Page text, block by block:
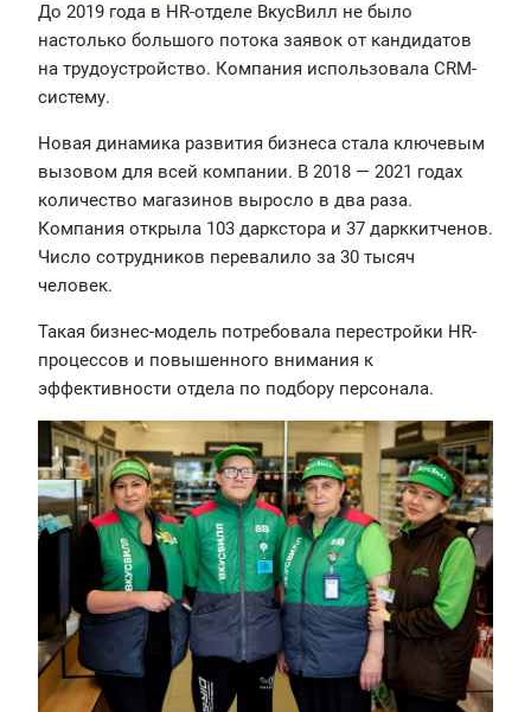
До 2019 года в HR-отделе ВкусВилл не было
настолько большого потока заявок от кандидатов
на трудоустройство. Компания использовала CRM-
систему.
Новая динамика развития бизнеса стала ключевым
вызовом для всей компании. В 2018 — 2021 годах
количество магазинов выросло в два раза.
Компания открыла 103 даркстора и 37 дарккитченов​​.
Число сотрудников перевалило за 30 тысяч
человек.
Такая бизнес-модель потребовала перестройки HR-
процессов и повышенного внимания к
эффективности отдела по подбору персонала.